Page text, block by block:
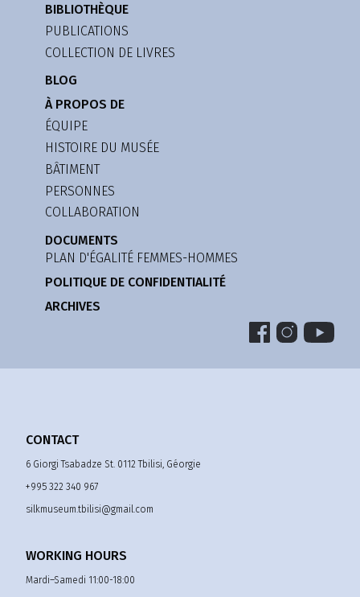
BIBLIOTHÈQUE
PUBLICATIONS
COLLECTION DE LIVRES
BLOG
À PROPOS DE
ÉQUIPE
HISTOIRE DU MUSÉE
BÂTIMENT
PERSONNES
COLLABORATION
DOCUMENTS
PLAN D'ÉGALITÉ FEMMES-HOMMES
POLITIQUE DE CONFIDENTIALITÉ
ARCHIVES
CONTACT
6 Giorgi Tsabadze St. 0112 Tbilisi, Géorgie
+995 322 340 967
silkmuseum.tbilisi@gmail.com
WORKING HOURS
Mardi–Samedi 11:00-18:00